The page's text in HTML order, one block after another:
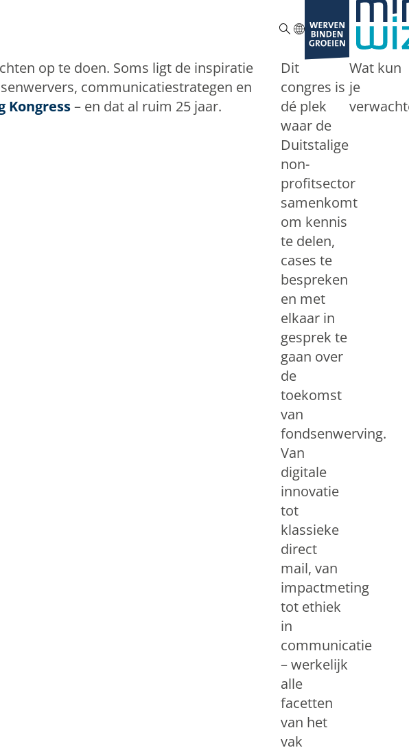
op te doen. Soms ligt de inspiratie
communicatiestrategen en
Kongress– en dat al ruim 25 jaar.
Dit
congres is
dé plek
waar de
Duitstalige
non-
profitsector
samenkomt
om kennis
te delen,
cases te
bespreken
en met
elkaar in
gesprek te
gaan over
de
toekomst
van
fondsenwerving.
Van
digitale
innovatie
tot
klassieke
direct
mail, van
impactmeting
tot ethiek
in
communicatie
– werkelijk
alle
facetten
van het
vak
Wat kun
je